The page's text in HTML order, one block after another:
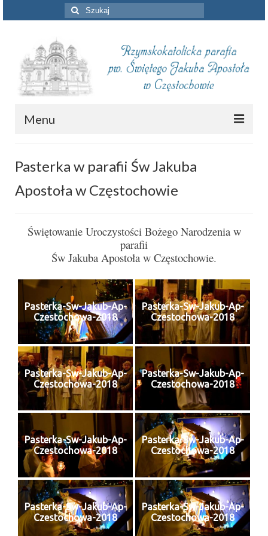
Szuklaj
w:
Menu
Intencje mszalne
Informacje duszpasterskie
Piszą o nas
Remont kościoła
Historia
Duszpasterze
Nasz patron
Kościół Rektoracki
Vademecum
Wspólnoty parafialne
Katecheza parafialna
Niezbędnik Katolika
Kaplica Adoracji
Pracownicy
Pasterka w parafii Św Jakuba
Apostoła w Częstochowie
Świętowanie Uroczystości Bożego Narodzenia w
parafii
Św Jakuba Apostoła w Częstochowie.
Pasterka-Sw-Jakub-Ap-
Czestochowa-2018
Pasterka-Sw-Jakub-Ap-
Czestochowa-2018
Pasterka-Sw-Jakub-Ap-
Czestochowa-2018
Pasterka-Sw-Jakub-Ap-
Czestochowa-2018
Pasterka-Sw-Jakub-Ap-
Czestochowa-2018
Pasterka-Sw-Jakub-Ap-
Czestochowa-2018
Pasterka-Sw-Jakub-Ap-
Czestochowa-2018
Pasterka-Sw-Jakub-Ap-
Czestochowa-2018